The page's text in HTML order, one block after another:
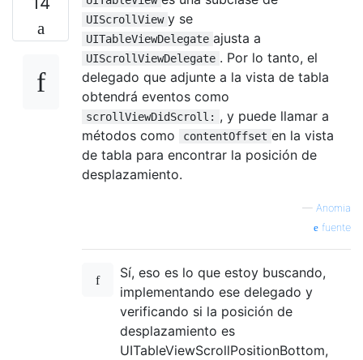
UIScrollView y se
UITableViewDelegate ajusta a
UIScrollViewDelegate . Por lo tanto, el
delegado que adjunte a la vista de tabla
obtendrá eventos como
scrollViewDidScroll: , y puede llamar a
métodos como
contentOffset en la vista
de tabla para encontrar la posición de
desplazamiento.
— Anomia
fuente
Sí, eso es lo que estoy buscando,
implementando ese delegado y
verificando si la posición de
desplazamiento es
UITableViewScrollPositionBottom,